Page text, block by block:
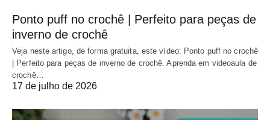
Ponto puff no crochê | Perfeito para peças de
inverno de crochê
Veja neste artigo, de forma gratuita, este vídeo: Ponto puff no crochê
| Perfeito para peças de inverno de crochê. Aprenda em videoaula de
crochê…
17 de julho de 2026